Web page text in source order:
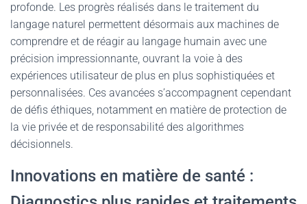
profonde. Les progrès réalisés dans le traitement du
langage naturel permettent désormais aux machines de
comprendre et de réagir au langage humain avec une
précision impressionnante, ouvrant la voie à des
expériences utilisateur de plus en plus sophistiquées et
personnalisées. Ces avancées s’accompagnent cependant
de défis éthiques, notamment en matière de protection de
la vie privée et de responsabilité des algorithmes
décisionnels.
Innovations en matière de santé :